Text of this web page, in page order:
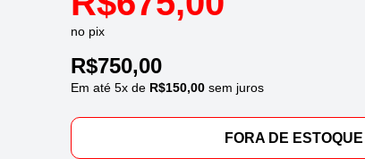
no pix
R$750,00
Em até 5x de R$150,00sem juros
FORA DE ESTOQUE